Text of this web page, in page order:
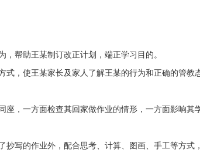
帮助王某制订改正计划，端正学习目的。
式，使王某家长及家人了解王某的行为和正确的管教
座，一方面检查其回家做作业的情形，一方面影响其
写的作业外，配合思考、计算、图画、手工等方式，